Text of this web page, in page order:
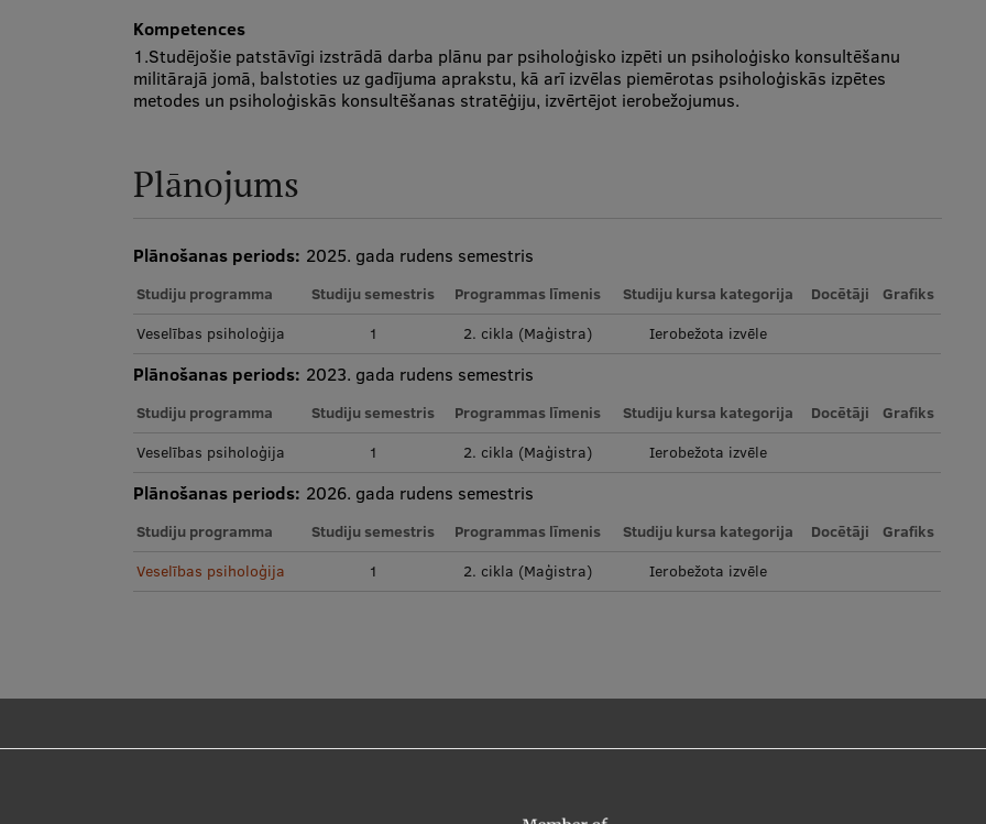
Kompetences
1.Studējošie patstāvīgi izstrādā darba plānu par psiholoģisko izpēti un psiholoģisko konsultēšanu
militārajā jomā, balstoties uz gadījuma aprakstu, kā arī izvēlas piemērotas psiholoģiskās izpētes
metodes un psiholoģiskās konsultēšanas stratēģiju, izvērtējot ierobežojumus.
Plānojums
Plānošanas periods: 2025. gada rudens semestris
Studiju programma Studiju semestris Programmas līmenis Studiju kursa kategorija Docētāji
Grafiks
Veselības psiholoģija
1 2. cikla (Maģistra) Ierobežota izvēle
Plānošanas periods: 2023. gada rudens semestris
Studiju programma Studiju semestris Programmas līmenis Studiju kursa kategorija Docētāji
Grafiks
Veselības psiholoģija
1 2. cikla (Maģistra) Ierobežota izvēle
Plānošanas periods: 2026. gada rudens semestris
Studiju programma Studiju semestris Programmas līmenis Studiju kursa kategorija Docētāji
Grafiks
Veselības psiholoģija
1 2. cikla (Maģistra) Ierobežota izvēle